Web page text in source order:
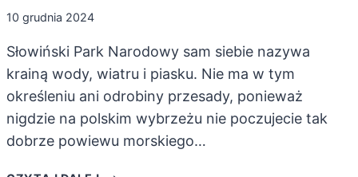
10 grudnia 2024
Słowiński Park Narodowy sam siebie nazywa
krainą wody, wiatru i piasku. Nie ma w tym
określeniu ani odrobiny przesady, ponieważ
nigdzie na polskim wybrzeżu nie poczujecie tak
dobrze powiewu morskiego…